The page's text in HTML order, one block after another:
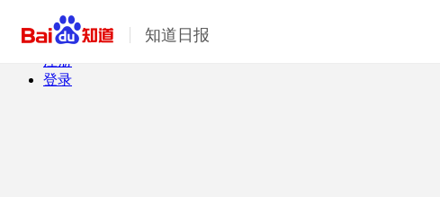
百度首页
商城
注册
登录
知道日报